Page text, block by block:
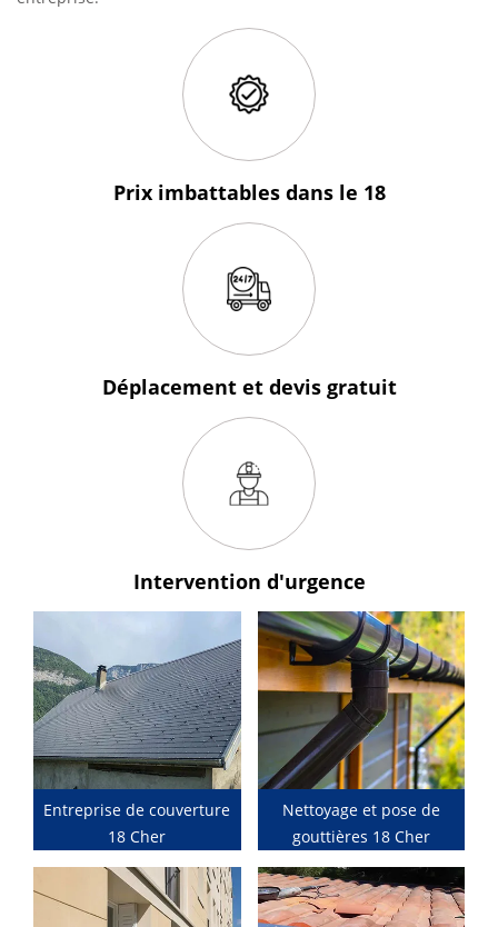
Prix imbattables dans le 18
Déplacement et devis gratuit
Intervention d'urgence
Entreprise de couverture
18 Cher
Nettoyage et pose de
gouttières 18 Cher